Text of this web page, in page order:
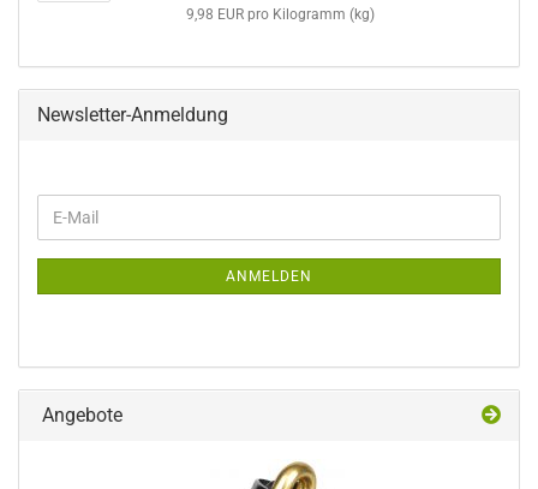
9,98 EUR pro Kilogramm (kg)
Newsletter-Anmeldung
ZUR
E-
Mail
ANMELDEN
Angebote